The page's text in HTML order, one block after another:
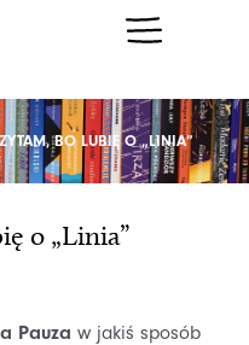
BO LUBIĘ O „LINIA”
o „Linia”
Pauza w jakiś sposób